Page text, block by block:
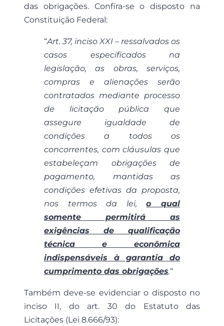
das obrigações. Confira-se o disposto na
Constituição Federal:
“Art. 37, inciso XXI – ressalvados os
casos especificados na
legislação, as obras, serviços,
compras e alienações serão
contratados mediante processo
de licitação pública que
assegure igualdade de
condições a todos os
concorrentes, com cláusulas que
estabeleçam obrigações de
pagamento, mantidas as
condições efetivas da proposta,
nos termos da lei,o qual
somente permitirá as
exigências de qualificação
técnica e econômica
indispensáveis à garantia do
cumprimento das obrigações.“
Também deve-se evidenciar o disposto no
inciso II, do art. 30 do Estatuto das
Licitações (Lei 8.666/93):